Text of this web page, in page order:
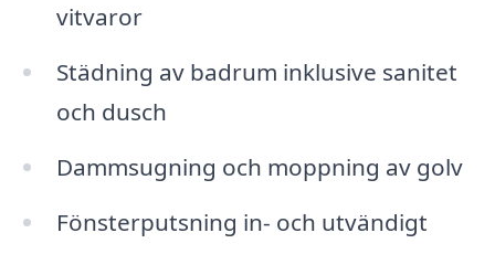
vitvaror
Städning av badrum inklusive sanitet
och dusch
Dammsugning och moppning av golv
Fönsterputsning in- och utvändigt